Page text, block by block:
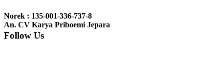
nyesel deh beli geby...
Norek : 135-001-336-737-8
An. CV Karya Priboemi Jepara
Follow Us